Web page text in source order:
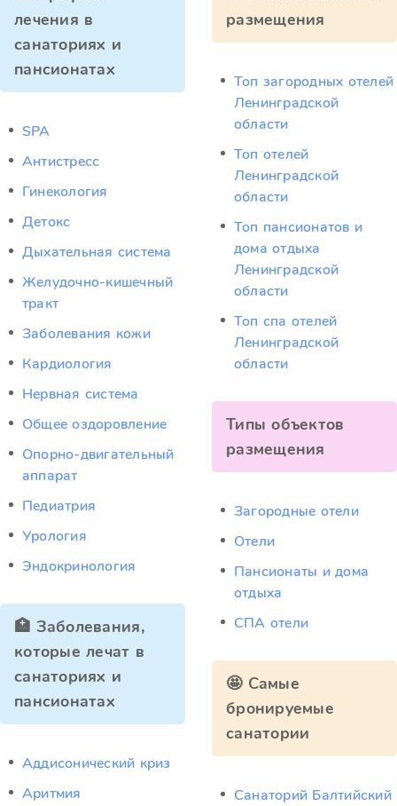
лечения в
санаториях и
пансионатах
SPA
Антистресс
Гинекология
Детокс
Дыхательная система
Желудочно-кишечный
тракт
Заболевания кожи
Кардиология
Нервная система
Общее оздоровление
Опорно-двигательный
аппарат
Педиатрия
Урология
Эндокринология
🏥 Заболевания,
которые лечат в
санаториях и
пансионатах
Аддисонический криз
Аритмия
размещения
Топ загородных отелей
Ленинградской
области
Топ отелей
Ленинградской
области
Топ пансионатов и
дома отдыха
Ленинградской
области
Топ спа отелей
Ленинградской
области
Типы объектов
размещения
Загородные отели
Отели
Пансионаты и дома
отдыха
СПА отели
🤩 Самые
бронируемые
санатории
Санаторий Балтийский